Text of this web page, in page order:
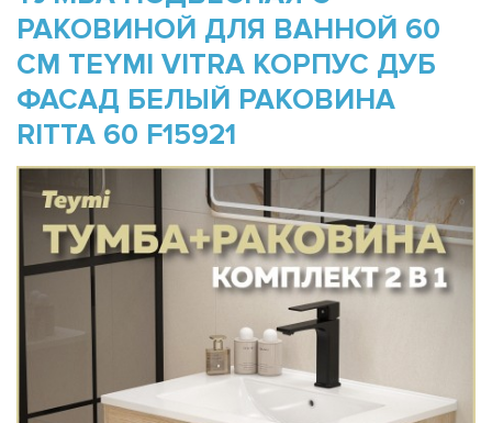
РАКОВИНОЙ ДЛЯ ВАННОЙ 60
СМ TEYMI VITRA КОРПУС ДУБ
ФАСАД БЕЛЫЙ РАКОВИНА
RITTA 60 F15921